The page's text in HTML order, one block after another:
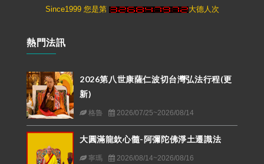
Since1999 您是第 大德人次
熱門法訊
2026第八世康薩仁波切台灣弘法行程(更
新)
格魯 2026/07/25~2026/08/14
大圓滿龍欽心髓-阿彌陀佛淨土遷識法
寧瑪 2026/08/14~2026/08/16